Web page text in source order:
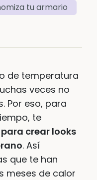
tu armario
de temperatura
veces no
Por eso, para
te
crear looks
. Así
que te han
meses de calor